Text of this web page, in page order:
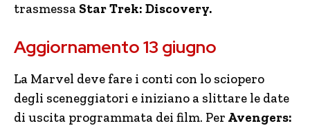
trasmessa Star Trek: Discovery.
Aggiornamento 13 giugno
La Marvel deve fare i conti con lo sciopero
degli sceneggiatori e iniziano a slittare le date
di uscita programmata dei film. Per Avengers: